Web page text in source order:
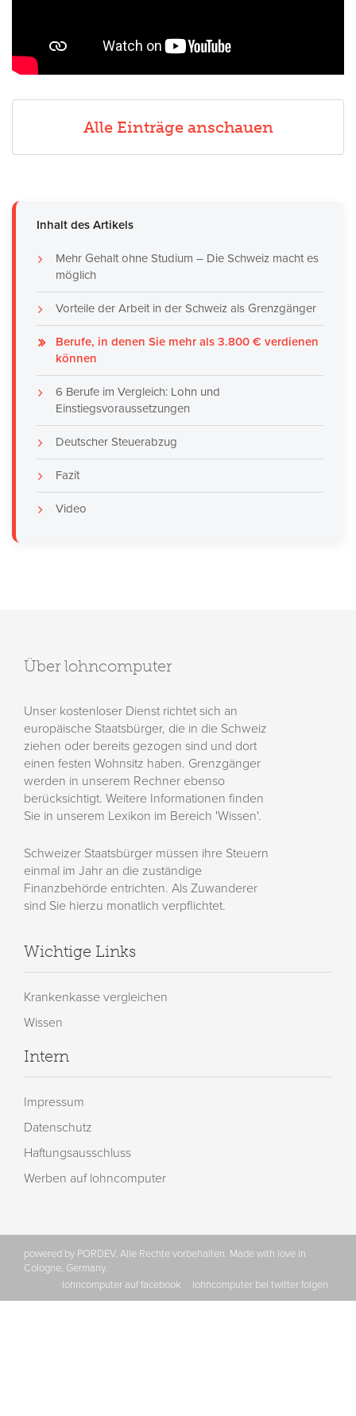
Alle Einträge anschauen
Inhalt des Artikels
Mehr Gehalt ohne Studium – Die Schweiz macht es
möglich
Vorteile der Arbeit in der Schweiz als Grenzgänger
Berufe, in denen Sie mehr als 3.800 € verdienen
können
6 Berufe im Vergleich: Lohn und
Einstiegsvoraussetzungen
Deutscher Steuerabzug
Fazit
Video
Über lohncomputer
Unser kostenloser Dienst richtet sich an
europäische Staatsbürger, die in die Schweiz
ziehen oder bereits gezogen sind und dort
einen festen Wohnsitz haben. Grenzgänger
werden in unserem Rechner ebenso
berücksichtigt. Weitere Informationen finden
Sie in unserem Lexikon im Bereich 'Wissen'.
Schweizer Staatsbürger müssen ihre Steuern
einmal im Jahr an die zuständige
Finanzbehörde entrichten. Als Zuwanderer
sind Sie hierzu monatlich verpflichtet.
Wichtige Links
Krankenkasse vergleichen
Wissen
Intern
Impressum
Datenschutz
Haftungsausschluss
Werben auf lohncomputer
powered by PORDEV. Alle Rechte vorbehalten. Made with love in
Cologne, Germany.
lohncomputer auf facebook
lohncomputer bei twitter folgen